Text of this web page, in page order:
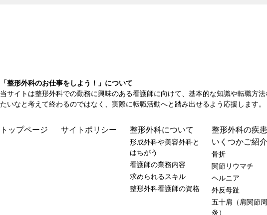
「整形外科のお仕事をしよう！」について
当サイトは整形外科での勤務に興味のある看護師に向けて、基本的な知識や転職方
たいなと考えて終わるのではなく、実際に転職活動へと踏み出せるよう応援します。
トップページ サイトポリシー 整形外科について
形成外科や美容外科と
はちがう
看護師の業務内容
求められるスキル
整形外科看護師の資格
整形外科の疾
いくつかご紹介
骨折
関節リウマチ
ヘルニア
外反母趾
五十肩（肩関節
炎）